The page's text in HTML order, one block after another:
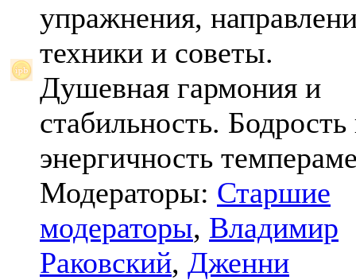
упражнения,
техники и советы.
Душевная гармония и
стабильность. Бодрость
энергичность
Модераторы: Старшие
модераторы, Владимир
Раковский, Дженни